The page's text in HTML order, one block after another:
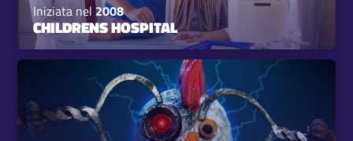
Iniziata nel2008
CHILDRENS HOSPITAL